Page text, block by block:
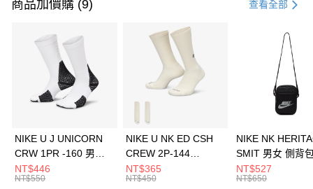
3 期 0 利率 每期 21家銀行
合作金庫商業銀行
第一商業銀行
華南商業銀行
彰化商業銀行
上海商業儲蓄銀行
元大商業銀行
Apple Pay
全盈+PAY
AFTEE先享後付
商品加價購 (9) 查看全部
NIKE U J UNICORN
CRW 1PR -160 男女
中統襪 FZ3393100
NT$446
NT$550
NIKE U NK ED CSH
CREW 2P-144
EMBRDY 男女 短統襪
FZ3073133
NT$365
NT$450
NIKE NK
SMIT 男女 側背
BA5871010
NT$527
NT$650